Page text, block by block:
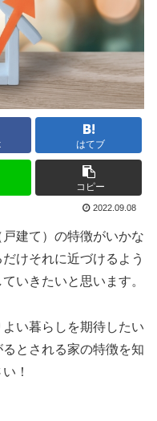
はてブ
コピー
2022.09.08
建て）の特徴がいかな
けそれに近づけるよう
いきたいと思います。
い暮らしを期待したい
とされる家の特徴を知
！